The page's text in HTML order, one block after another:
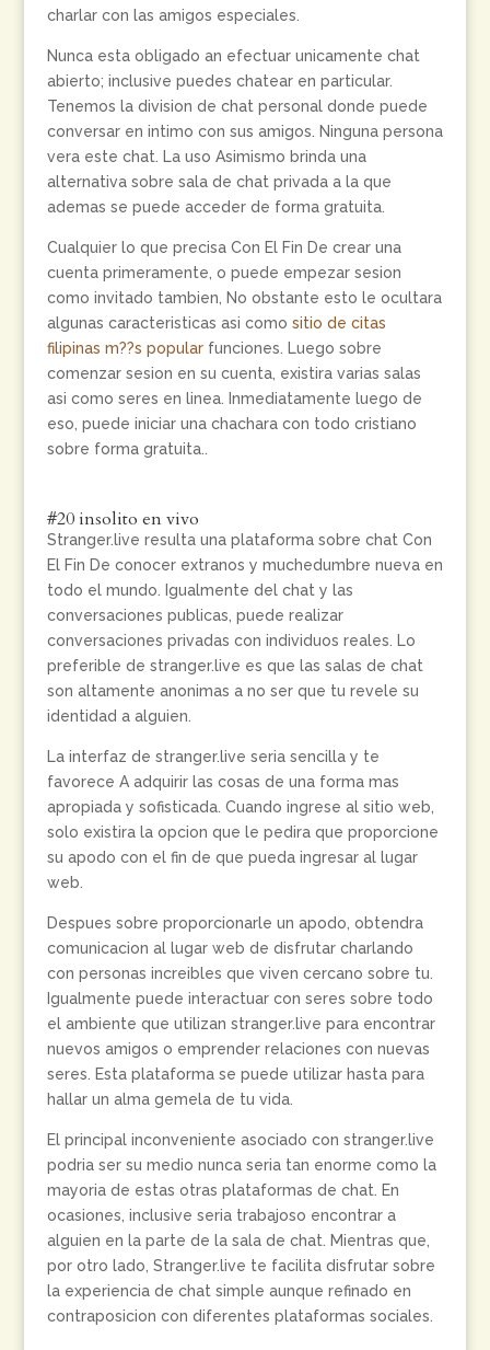
charlar con las amigos especiales.
Nunca esta obligado an efectuar unicamente chat
abierto; inclusive puedes chatear en particular.
Tenemos la division de chat personal donde puede
conversar en intimo con sus amigos. Ninguna persona
vera este chat. La uso Asimismo brinda una
alternativa sobre sala de chat privada a la que
ademas se puede acceder de forma gratuita.
Cualquier lo que precisa Con El Fin De crear una
cuenta primeramente, o puede empezar sesion
como invitado tambien, No obstante esto le ocultara
algunas caracteristicas asi­ como sitio de citas
filipinas m??s popularfunciones. Luego sobre
comenzar sesion en su cuenta, existira varias salas
asi­ como seres en linea. Inmediatamente luego de
eso, puede iniciar una chachara con todo cristiano
sobre forma gratuita..
#20 insolito en vivo
Stranger.live resulta una plataforma sobre chat Con
El Fin De conocer extranos y muchedumbre nueva en
todo el mundo. Igualmente del chat y las
conversaciones publicas, puede realizar
conversaciones privadas con individuos reales. Lo
preferible de stranger.live es que las salas de chat
son altamente anonimas a no ser que tu revele su
identidad a alguien.
La interfaz de stranger.live seri­a sencilla y te
favorece A adquirir las cosas de una forma mas
apropiada y sofisticada. Cuando ingrese al sitio web,
solo existira la opcion que le pedira que proporcione
su apodo con el fin de que pueda ingresar al lugar
web.
Despues sobre proporcionarle un apodo, obtendra
comunicacion al lugar web de disfrutar charlando
con personas increibles que viven cercano sobre tu.
Igualmente puede interactuar con seres sobre todo
el ambiente que utilizan stranger.live para encontrar
nuevos amigos o emprender relaciones con nuevas
seres. Esta plataforma se puede utilizar hasta para
hallar un alma gemela de tu vida.
El principal inconveniente asociado con stranger.live
podri­a ser su medio nunca seri­a tan enorme como la
mayoria de estas otras plataformas de chat. En
ocasiones, inclusive seri­a trabajoso encontrar a
alguien en la parte de la sala de chat. Mientras que,
por otro lado, Stranger.live te facilita disfrutar sobre
la experiencia de chat simple aunque refinado en
contraposicion con diferentes plataformas sociales.